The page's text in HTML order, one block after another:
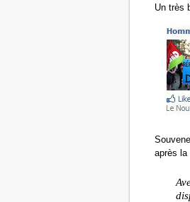
Un très
après la